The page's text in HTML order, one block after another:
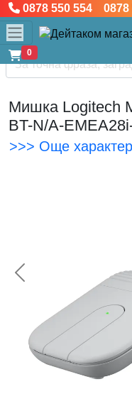
0878 550 554 0878
0
Мишка Logitech
BT-N/A-
>>> Още
<< Предишна